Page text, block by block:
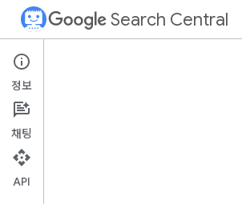
Search Central
Documentation
소개
검색엔진 최적화 기초
정보
채팅
API